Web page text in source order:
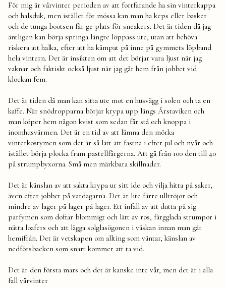
För mig är vårvinter perioden av att fortfarande ha sin vinterkappa
och halsduk, men istället för mössa kan man ha keps eller basker
och de tunga bootsen får ge plats för sneakers. Det är tiden då jag
äntligen kan börja springa längre löppass ute, utan att behöva
riskera att halka, efter att ha kämpat på inne på gymmets löpband
hela vintern. Det är insikten om att det börjar vara ljust när jag
vaknar och faktiskt också ljust när jag går hem från jobbet vid
klockan fem.
Det är tiden då man kan sitta ute mot en husvägg i solen och ta en
kaffe. När snödropparna börjar krypa upp längs Årstaviken och
man köper hem någon kvist som sedan får stå och knoppa i
inomhusvärmen. Det är en tid av att lämna den mörka
vinterkostymen som det är så lätt att fastna i efter jul och nyår och
istället börja plocka fram pastellfärgerna. Att gå från 100 den till 40
på strumpbyxorna. Små men märkbara skillnader.
Det är känslan av att sakta krypa ur sitt ide och vilja hitta på saker,
även efter jobbet på vardagarna. Det är lite färre ulltröjor och
mindre av lager på lager på lager. Ett infall av att dutta på sig
parfymen som doftar blommigt och lätt av ros, färgglada strumpor i
nätta loafers och att lägga solglasögonen i väskan innan man går
hemifrån. Det är vetskapen om allting som väntar, känslan av
nedförsbacken som snart kommer att ta vid.
Det är den första mars och det är kanske inte vår, men det är i alla
fall vårvinter